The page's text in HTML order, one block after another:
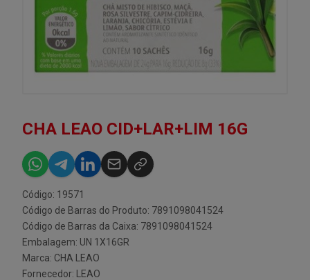
CHA LEAO CID+LAR+LIM 16G
Código: 19571
Código de Barras do Produto: 7891098041524
Código de Barras da Caixa: 7891098041524
Embalagem: UN 1X16GR
Marca: CHA LEAO
Fornecedor:
LEAO